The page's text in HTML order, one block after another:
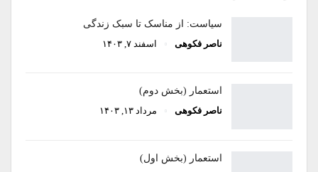
سیاست: از مناسک تا سبک زندگی
ناصر فکوهی
اسفند ۷, ۱۴۰۳
استعمار (بخش دوم)
ناصر فکوهی
مرداد ۱۳, ۱۴۰۳
استعمار (بخش اول)